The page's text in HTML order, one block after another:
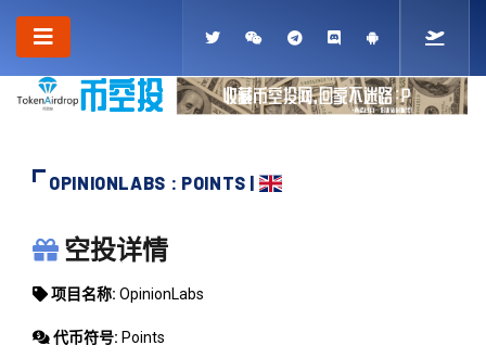
OPINIONLABS : POINTS |
OPINIONLABS
空投详情
项目名称: OpinionLabs
代币符号: Points